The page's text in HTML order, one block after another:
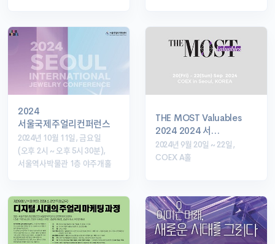
2024
서울국제주얼리컨퍼런스
2024년 10월 11일, 금요일
(오후 2시 ~ 오후 5시 30분),
서울역사박물관 1층 야주개홀
THE MOST Valuables
2024 2024 서…
2024년 9월 20일 ~ 22일,
COEX A홀